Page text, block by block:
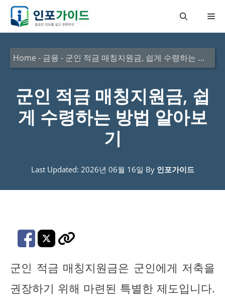
메
Home - 금융 - 군인 적금 매칭지원금, 쉽게 수령하는 방법 알아보기
군인 적금 매칭지원금, 쉽
게 수령하는 방법 알아보
기
Last Updated: 2026년 06월 16일 By 인포가이드
군인 적금 매칭지원금은 군인에게 저축을
권장하기 위해 마련된 특별한 제도입니다.